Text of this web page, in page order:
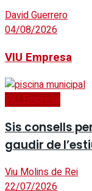
David Guerrero
04/08/2026
VIU Empresa
VIU Empresa
Sis consells
gaudir de
Viu Molins de Rei
22/07/2026